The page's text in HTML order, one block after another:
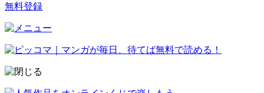
無料登録